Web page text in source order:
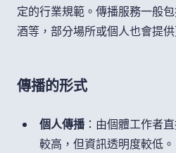
定的行業規範。傳播服務一般
酒等，部分場所或個人也會提
傳播的形式
個人傳播 ：由個體工作者
較高，但資訊透明度較低。